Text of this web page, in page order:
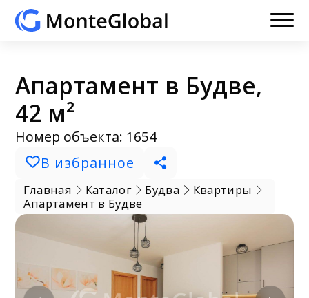
Апартамент в Будве,
42 м²
Номер объекта: 1654
В избранное
Главная Каталог Будва
Квартиры
Апартамент в Будве